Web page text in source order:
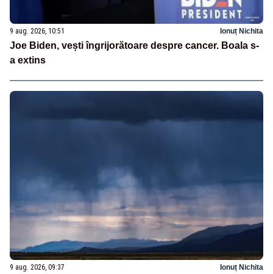
9 aug. 2026, 10:51 Ionuț Nichita
Joe Biden, vești îngrijorătoare despre cancer. Boala s-
a extins
9 aug. 2026, 09:37 Ionuț Nichita